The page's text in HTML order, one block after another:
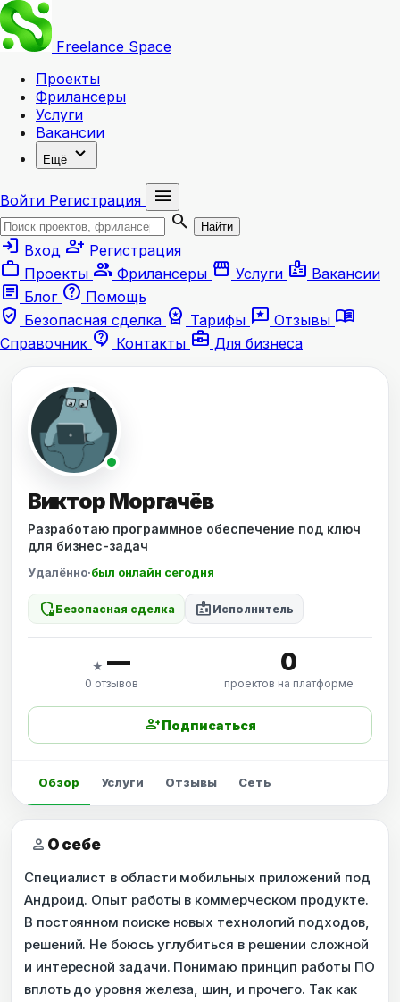
Freelance Space
Проекты
Фрилансеры
Услуги
Вакансии
Ещё expand_more
Войти Регистрация
menu
search
Найти
login Вход person_add Регистрация
work Проекты group Фрилансеры storefront Услуги badge Вакансии
article Блог help Помощь
verified_user Безопасная сделка workspace_premium Тарифы reviews Отзывы menu_book
Справочник contact_support Контакты business_center Для бизнеса
Виктор Моргачёв
Разработаю программное обеспечение под ключ
для бизнес-задач
Удалённо·был онлайн сегодня
shield_locked Безопасная сделка badge Исполнитель
★ —
0 отзывов
0
проектов на платформе
person_addПодписаться
Обзор Услуги Отзывы Сеть
person О себе
Специалист в области мобильных приложений под
Андроид. Опыт работы в коммерческом продукте.
В постоянном поиске новых технологий подходов,
решений. Не боюсь углубиться в решении сложной
и интересной задачи. Понимаю принцип работы ПО
вплоть до уровня железа, шин, и прочего. Так как